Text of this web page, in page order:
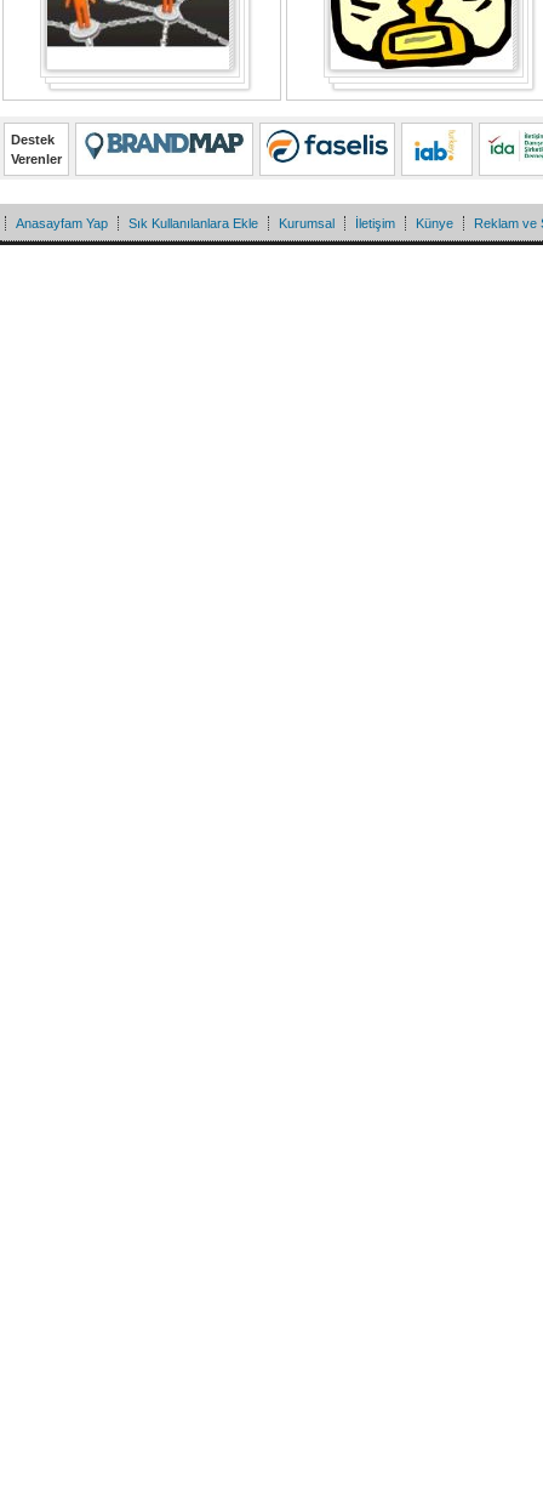
Destek
Verenler
Anasayfam Yap Sık Kullanılanlara Ekle Kurumsal İletişim Künye Reklam ve